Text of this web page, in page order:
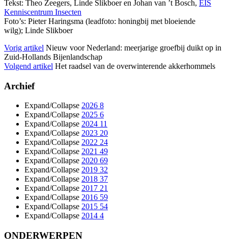
Tekst: Theo Zeegers, Linde Slikboer en Johan van ’t Bosch, EIS
Kenniscentrum Insecten
Foto’s: Pieter Haringsma (leadfoto: honingbij met bloeiende
wilg); Linde Slikboer
Vorig artikel Nieuw voor Nederland: meerjarige groefbij duikt op in
Zuid-Hollands Bijenlandschap
Volgend artikel Het raadsel van de overwinterende akkerhommels
Archief
Expand/Collapse 2026 8
Expand/Collapse 2025 6
Expand/Collapse 2024 11
Expand/Collapse 2023 20
Expand/Collapse 2022 24
Expand/Collapse 2021 49
Expand/Collapse 2020 69
Expand/Collapse 2019 32
Expand/Collapse 2018 37
Expand/Collapse 2017 21
Expand/Collapse 2016 59
Expand/Collapse 2015 54
Expand/Collapse 2014 4
ONDERWERPEN